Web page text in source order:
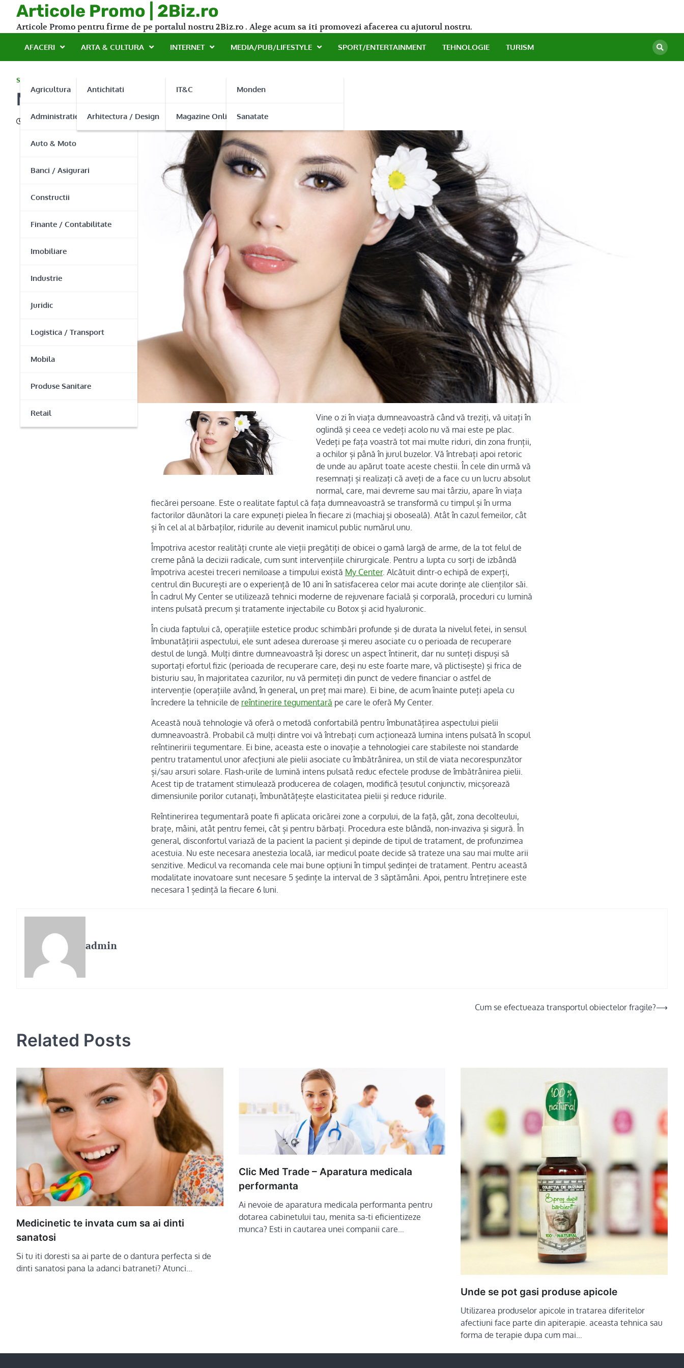
content
Articole Promo | 2Biz.ro
Articole Promo pentru firme de pe portalul nostru 2Biz.ro . Alege acum sa iti promovezi afacerea cu ajutorul nostru.
AFACERI
Agricultura
Administratie Publica
Auto & Moto
Banci / Asigurari
Constructii
Finante / Contabilitate
Imobiliare
Industrie
Juridic
Logistica / Transport
Mobila
Produse Sanitare
Retail
ARTA & CULTURA
Antichitati
Arhitectura / Design
INTERNET
IT&C
Magazine Online
MEDIA/PUB/LIFESTYLE
Monden
Sanatate
SPORT/ENTERTAINMENT TEHNOLOGIE TURISM
SANATATE
My Center – Reîntinerirea tegumentară
13/01/2013
Vine o zi în viața dumneavoastră când vă treziți, vă uitați în
oglindă și ceea ce vedeți acolo nu vă mai este pe plac.
Vedeți pe fața voastră tot mai multe riduri, din zona frunții,
a ochilor și până în jurul buzelor. Vă întrebați apoi retoric
de unde au apărut toate aceste chestii. În cele din urmă vă
resemnați și realizați că aveți de a face cu un lucru absolut
normal, care, mai devreme sau mai târziu, apare în viața
fiecărei persoane. Este o realitate faptul că fața dumneavoastră se transformă cu timpul și în urma
factorilor dăunători la care expuneți pielea în fiecare zi (machiaj și oboseală). Atât în cazul femeilor, cât
și în cel al al bărbaților, ridurile au devenit inamicul public numărul unu.
Împotriva acestor realități crunte ale vieții pregătiți de obicei o gamă largă de arme, de la tot felul de
creme până la decizii radicale, cum sunt intervențiile chirurgicale. Pentru a lupta cu sorți de izbândă
împotriva acestei treceri nemiloase a timpului există My Center. Alcătuit dintr-o echipă de experți,
centrul din București are o experiență de 10 ani în satisfacerea celor mai acute dorințe ale clienților săi.
În cadrul My Center se utilizează tehnici moderne de rejuvenare facială și corporală, proceduri cu lumină
intens pulsată precum și tratamente injectabile cu Botox și acid hyaluronic.
În ciuda faptului că, operațiile estetice produc schimbări profunde și de durata la nivelul fetei, in sensul
îmbunatățirii aspectului, ele sunt adesea dureroase și mereu asociate cu o perioada de recuperare
destul de lungă. Mulți dintre dumneavoastră își doresc un aspect întinerit, dar nu sunteți dispuși să
suportați efortul fizic (perioada de recuperare care, deși nu este foarte mare, vă plictisește) și frica de
bisturiu sau, în majoritatea cazurilor, nu vă permiteți din punct de vedere financiar o astfel de
intervenție (operațiile având, în general, un preț mai mare). Ei bine, de acum înainte puteți apela cu
încredere la tehnicile de reîntinerire tegumentară pe care le oferă My Center.
Această nouă tehnologie vă oferă o metodă confortabilă pentru îmbunatățirea aspectului pielii
dumneavoastră. Probabil că mulți dintre voi vă întrebați cum acționează lumina intens pulsată în scopul
reîntineririi tegumentare. Ei bine, aceasta este o inovație a tehnologiei care stabileste noi standarde
pentru tratamentul unor afecțiuni ale pielii asociate cu îmbătrânirea, un stil de viata necorespunzător
și/sau arsuri solare. Flash-urile de lumină intens pulsată reduc efectele produse de îmbătrânirea pielii.
Acest tip de tratament stimulează producerea de colagen, modifică țesutul conjunctiv, micșorează
dimensiunile porilor cutanați, îmbunătățește elasticitatea pielii și reduce ridurile.
Reîntinerirea tegumentară poate fi aplicata oricărei zone a corpului, de la față, gât, zona decolteului,
brațe, mâini, atât pentru femei, cât și pentru bărbați. Procedura este blândă, non-invaziva și sigură. În
general, disconfortul variază de la pacient la pacient și depinde de tipul de tratament, de profunzimea
acestuia. Nu este necesara anestezia locală, iar medicul poate decide să trateze una sau mai multe arii
senzitive. Medicul va recomanda cele mai bune opțiuni în timpul ședinței de tratament. Pentru această
modalitate inovatoare sunt necesare 5 ședințe la interval de 3 săptămâni. Apoi, pentru întreținere este
necesara 1 ședință la fiecare 6 luni.
admin
Cum se efectueaza transportul obiectelor fragile?⟶
Related Posts
Medicinetic te invata cum sa ai dinti
sanatosi
Si tu iti doresti sa ai parte de o dantura perfecta si de
dinti sanatosi pana la adanci batraneti? Atunci…
Clic Med Trade – Aparatura medicala
performanta
Ai nevoie de aparatura medicala performanta pentru
dotarea cabinetului tau, menita sa-ti eficientizeze
munca? Esti in cautarea unei companii care…
Unde se pot gasi produse apicole
Utilizarea produselor apicole in tratarea diferitelor
afectiuni face parte din apiterapie. aceasta tehnica sau
forma de terapie dupa cum mai…